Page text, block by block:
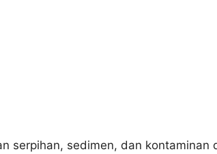
serpihan, sedimen, dan kontaminan